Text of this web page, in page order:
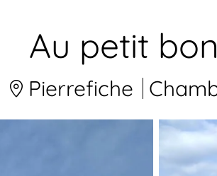
Au petit
Pierrefiche